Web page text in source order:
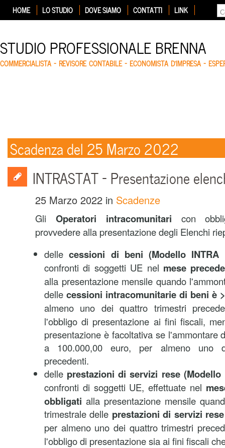
HOME LO STUDIO DOVE SIAMO CONTATTI LINK
STUDIO PROFESSIONALE BRENNA
COMMERCIALISTA – REVISORE CONTABILE – ECONOMISTA D'IMPRESA –
Scadenza del 25 Marzo 2022
INTRASTAT – Presentazione
25 Marzo 2022 in Scadenze
Gli Operatori intracomunitari con
provvedere alla presentazione degli Elenchi
dellecessioni di beni (Modello
confronti di soggetti UE nel mese
alla presentazione mensile quando
delle cessioni intracomunitarie di beni è
almeno uno dei quattro trimestri
l'obbligo di presentazione ai fini fiscali,
presentazione è facoltativa se l'ammontare
a 100.000,00 euro, per almeno uno
precedenti.
delle prestazioni di servizi rese
confronti di soggetti UE, effettuate nel
obbligati alla presentazione mensile
trimestrale delle prestazioni di servizi
per almeno uno dei quattro trimestri
l'obbligo di presentazione sia ai fini fiscali